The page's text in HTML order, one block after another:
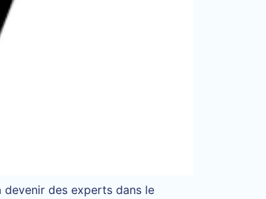
des experts dans le